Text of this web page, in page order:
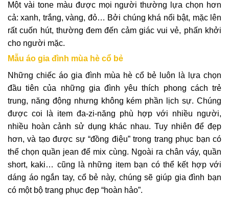
Một vài tone màu được mọi người thường lựa chọn hơn
cả: xanh, trắng, vàng, đỏ… Bởi chúng khá nổi bật, mặc lên
rất cuốn hút, thường đem đến cảm giác vui vẻ, phấn khởi
cho người mặc.
Mẫu áo gia đình mùa hè cổ bẻ
Những chiếc áo gia đình mùa hè cổ bẻ luôn là lựa chọn
đầu tiên của những gia đình yêu thích phong cách trẻ
trung, năng động nhưng không kém phần lịch sự. Chúng
được coi là item đa-zi-năng phù hợp với nhiều người,
nhiều hoàn cảnh sử dụng khác nhau. Tuy nhiên để đẹp
hơn, và tạo được sự “đồng điệu” trong trang phục bạn có
thể chọn quần jean để mix cùng. Ngoài ra chân váy, quần
short, kaki… cũng là những item bạn có thể kết hợp với
dáng áo ngắn tay, cổ bẻ này, chúng sẽ giúp gia đình bạn
có một bộ trang phục đẹp “hoàn hảo”.